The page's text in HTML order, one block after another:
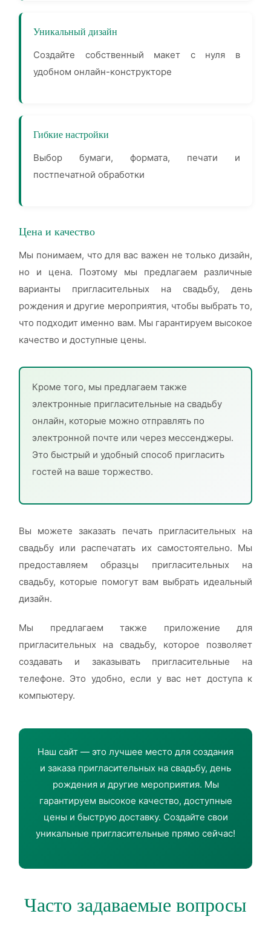
Уникальный дизайн
Создайте собственный макет с нуля в
удобном онлайн-конструкторе
Гибкие настройки
Выбор бумаги, формата, печати и
постпечатной обработки
Цена и качество
Мы понимаем, что для вас важен не только дизайн,
но и цена. Поэтому мы предлагаем различные
варианты пригласительных на свадьбу, день
рождения и другие мероприятия, чтобы выбрать то,
что подходит именно вам. Мы гарантируем высокое
качество и доступные цены.
Кроме того, мы предлагаем также
электронные пригласительные на свадьбу
онлайн, которые можно отправлять по
электронной почте или через мессенджеры.
Это быстрый и удобный способ пригласить
гостей на ваше торжество.
Вы можете заказать печать пригласительных на
свадьбу или распечатать их самостоятельно. Мы
предоставляем образцы пригласительных на
свадьбу, которые помогут вам выбрать идеальный
дизайн.
Мы предлагаем также приложение для
пригласительных на свадьбу, которое позволяет
создавать и заказывать пригласительные на
телефоне. Это удобно, если у вас нет доступа к
компьютеру.
Наш сайт — это лучшее место для создания
и заказа пригласительных на свадьбу, день
рождения и другие мероприятия. Мы
гарантируем высокое качество, доступные
цены и быструю доставку. Создайте свои
уникальные пригласительные прямо сейчас!
Часто задаваемые вопросы